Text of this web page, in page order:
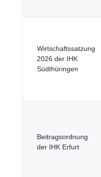
Wirtschaftssatzung
2026 der IHK
Südthüringen
Beitragsordnung
der IHK Erfurt